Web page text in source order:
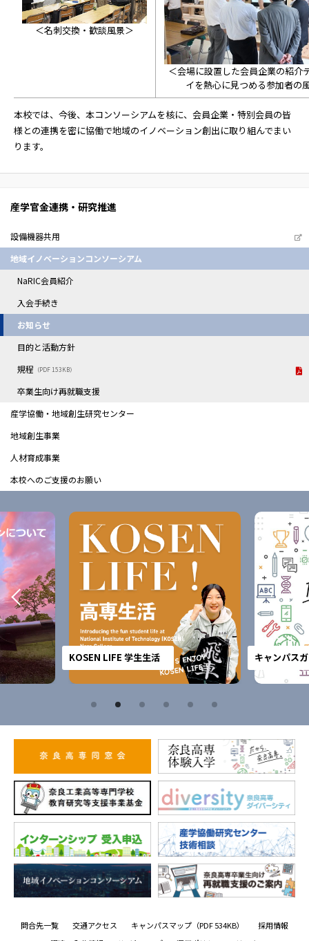
＜名刺交換・歓談風景＞
＜会場に設置した会員企業の紹介
イを熱心に見つめる参加者の
本校では、今後、本コンソーシアムを核に、会員企業・特別会員の皆
様との連携を密に協働で地域のイノベーション創出に取り組んでまい
ります。
産学官金連携・研究推進
設備機器共用
地域イノベーションコンソーシアム
NaRIC会員紹介
入会手続き
お知らせ
目的と活動方針
規程 （PDF 153KB）
卒業生向け再就職支援
産学協働・地域創生研究センター
地域創生事業
人材育成事業
本校へのご支援のお願い
KOSEN LIFE 学生生活 キャンパス
問合先一覧 交通アクセス キャンパスマップ （PDF 534KB）
採用情報